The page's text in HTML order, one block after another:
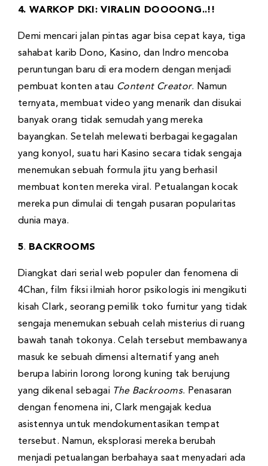
4. WARKOP DKI: VIRALIN DOOOONG..!!
Demi mencari jalan pintas agar bisa cepat kaya, tiga
sahabat karib Dono, Kasino, dan Indro mencoba
peruntungan baru di era modern dengan menjadi
pembuat konten atau Content Creator. Namun
ternyata, membuat video yang menarik dan disukai
banyak orang tidak semudah yang mereka
bayangkan. Setelah melewati berbagai kegagalan
yang konyol, suatu hari Kasino secara tidak sengaja
menemukan sebuah formula jitu yang berhasil
membuat konten mereka viral. Petualangan kocak
mereka pun dimulai di tengah pusaran popularitas
dunia maya.
5. BACKROOMS
Diangkat dari serial web populer dan fenomena di
4Chan, film fiksi ilmiah horor psikologis ini mengikuti
kisah Clark, seorang pemilik toko furnitur yang tidak
sengaja menemukan sebuah celah misterius di ruang
bawah tanah tokonya. Celah tersebut membawanya
masuk ke sebuah dimensi alternatif yang aneh
berupa labirin lorong lorong kuning tak berujung
yang dikenal sebagai The Backrooms. Penasaran
dengan fenomena ini, Clark mengajak kedua
asistennya untuk mendokumentasikan tempat
tersebut. Namun, eksplorasi mereka berubah
menjadi petualangan berbahaya saat menyadari ada